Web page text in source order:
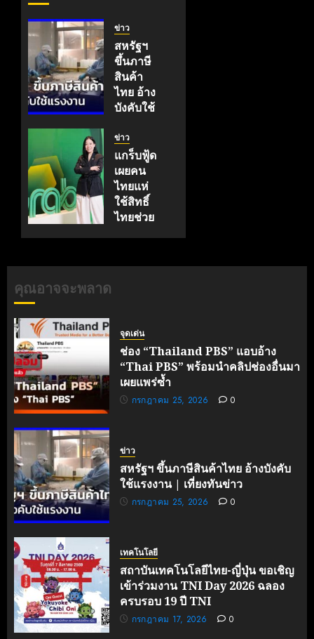
ข่าว
สหรัฐฯ
ขึ้นภาษี
สินค้า
ไทย อ้าง
บังคับใช้
| เที่ยง
ทันข่าว
กรกฎาคม
25, 2026
0
ข่าว
แกร็บฟู้ด
เผยคน
ไทยแห่
ใช้สิทธิ์
ไทยช่วย
สร้าง
ครึ่งเดือน
กรกฎาคม
3, 2026
0
คุณอาจจะพลาด
จุดเด่น
ช่อง “Thailand PBS” แอบอ้าง
“Thai PBS” พร้อมนำคลิปช่องอื่นมา
เผยแพร่ซ้ำ
กรกฎาคม 25, 2026 0
ข่าว
สหรัฐฯ ขึ้นภาษีสินค้าไทย อ้างบังคับ
ใช้แรงงาน | เที่ยงทันข่าว
กรกฎาคม 25, 2026 0
เทคโนโลยี
สถาบันเทคโนโลยีไทย-ญี่ปุ่น ขอเชิญ
เข้าร่วมงาน TNI Day 2026 ฉลอง
ครบรอบ 19 ปี TNI
กรกฎาคม 17, 2026 0